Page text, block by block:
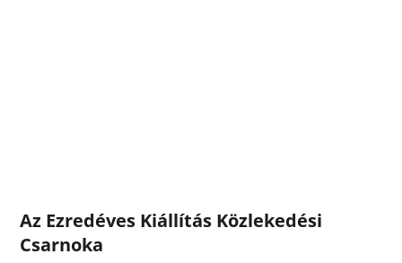
Az Ezredéves Kiállítás Közlekedési
Csarnoka